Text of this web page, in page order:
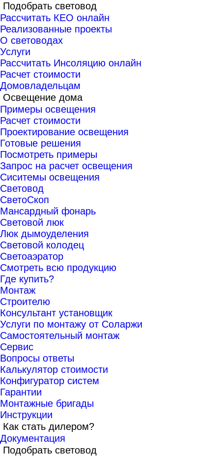
Подобрать световод
Рассчитать КЕО онлайн
Реализованные проекты
О световодах
Услуги
Рассчитать Инсоляцию онлайн
Расчет стоимости
Домовладельцам
Освещение дома
Примеры освещения
Расчет стоимости
Проектирование освещения
Готовые решения
Посмотреть примеры
Запрос на расчет освещения
Сиситемы освещения
Световод
СветоСкоп
Мансардный фонарь
Световой люк
Люк дымоуделения
Световой колодец
Светоаэратор
Смотреть всю продукцию
Где купить?
Монтаж
Строителю
Консультант установщик
Услуги по монтажу от Соларжи
Самостоятельный монтаж
Сервис
Вопросы ответы
Калькулятор стоимости
Конфигуратор систем
Гарантии
Монтажные бригады
Инструкции
Как стать дилером?
Документация
Подобрать световод